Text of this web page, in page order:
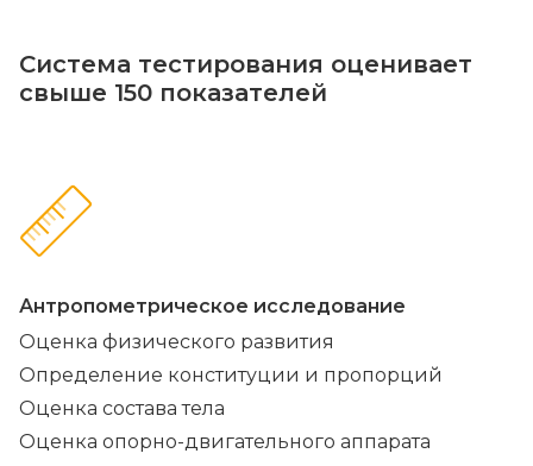
Система тестирования оценивает
свыше 150 показателей
Антропометрическое исследование
Оценка физического развития
Определение конституции и пропорций
Оценка состава тела
Оценка опорно-двигательного аппарата